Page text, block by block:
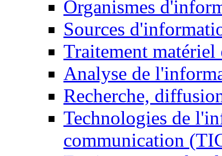
Organismes
Sources
Traitement matériel
Analyse de
Recherche,
Technologies de
communication